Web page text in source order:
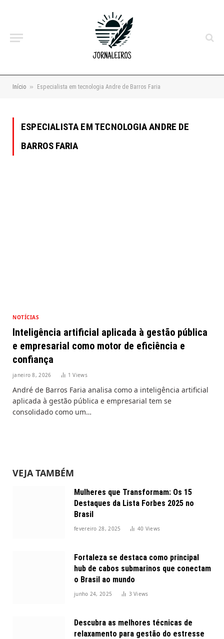
Início » Especialista em tecnologia Andre de Barros Faria
ESPECIALISTA EM TECNOLOGIA ANDRE DE
BARROS FARIA
NOTÍCIAS
Inteligência artificial aplicada à gestão pública
e empresarial como motor de eficiência e
confiança
janeiro 8, 2026 1Views
André de Barros Faria analisa como a inteligência artificial
aplicada à gestão pública e empresarial tem se
consolidado como um…
VEJA TAMBÉM
Mulheres que Transformam: Os 15
Destaques da Lista Forbes 2025 no
Brasil
fevereiro 28, 2025 40 Views
Fortaleza se destaca como principal
hub de cabos submarinos que conectam
o Brasil ao mundo
junho 24, 2025 3Views
Descubra as melhores técnicas de
relaxamento para gestão do estresse